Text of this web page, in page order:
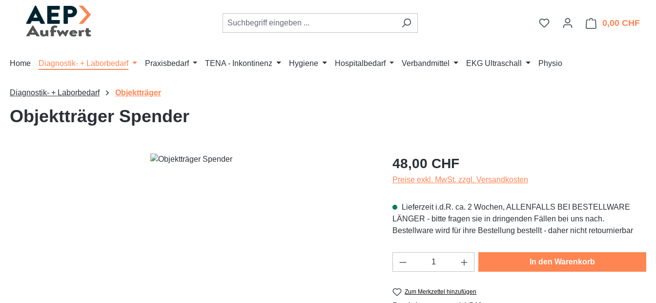
Hauptinhalt springen
Zur Suche springen
Zur Hauptnavigation springen
Du hast 0 Produkte auf dem
0,00 CHF
Home Diagnostik- + Laborbedarf Praxisbedarf TENA - Inkontinenz Hygiene Hospitalbedarf Verbandmittel EKG Ultraschall Physio
Diagnostik- + Laborbedarf Objektträger
Objektträger Spender
Regulärer Preis:
48,00 CHF
Preise exkl. MwSt. zzgl. Versandkosten
Lieferzeit i.d.R. ca. 2 Wochen, ALLENFALLS BEI BESTELLWARE
LÄNGER - bitte fragen sie in dringenden Fällen bei uns nach.
Bestellware wird für ihre Bestellung bestellt - daher nicht retournierbar
Produkt Anzahl: Gib den gewünschten Wert ein
In den Warenkorb
Zum Merkzettel hinzufügen